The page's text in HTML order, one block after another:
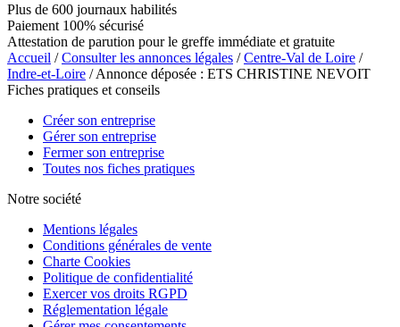
Plus de 600 journaux habilités
Paiement 100% sécurisé
Attestation de parution pour le greffe immédiate et gratuite
Accueil /Consulter les annonces légales /Centre-Val de Loire /
Indre-et-Loire / Annonce déposée : ETS CHRISTINE NEVOIT
Fiches pratiques et conseils
Créer son entreprise
Gérer son entreprise
Fermer son entreprise
Toutes nos fiches pratiques
Notre société
Mentions légales
Conditions générales de vente
Charte Cookies
Politique de confidentialité
Exercer vos droits RGPD
Réglementation légale